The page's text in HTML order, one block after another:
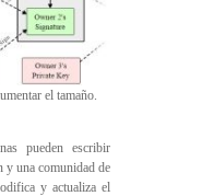
el tamaño.
pueden escribir
y una comunidad de
y actualiza el